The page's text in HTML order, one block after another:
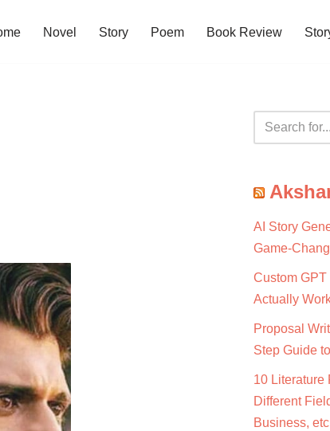
Novel Story Poem Book Review
AI Story
Game-
Custom GPT
Actually
Proposal
Step Guide
10 Literature
Different
Business,